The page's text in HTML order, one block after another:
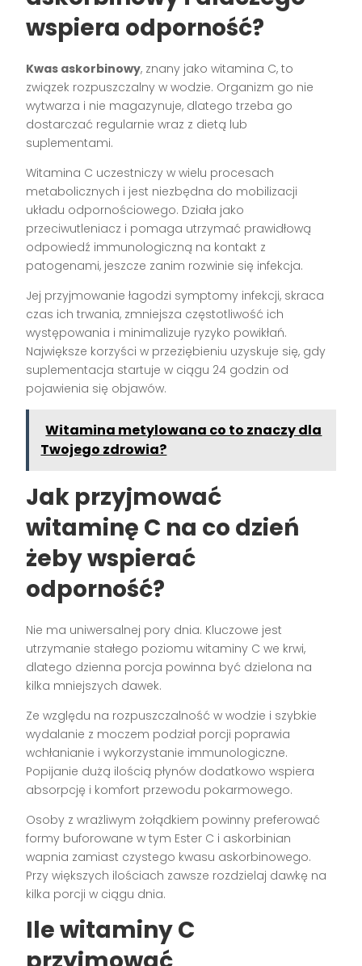
wspiera odporność?
Kwas askorbinowy, znany jako witamina C, to
związek rozpuszczalny w wodzie. Organizm go nie
wytwarza i nie magazynuje, dlatego trzeba go
dostarczać regularnie wraz z dietą lub
suplementami.
Witamina C uczestniczy w wielu procesach
metabolicznych i jest niezbędna do mobilizacji
układu odpornościowego. Działa jako
przeciwutleniacz i pomaga utrzymać prawidłową
odpowiedź immunologiczną na kontakt z
patogenami, jeszcze zanim rozwinie się infekcja.
Jej przyjmowanie łagodzi symptomy infekcji, skraca
czas ich trwania, zmniejsza częstotliwość ich
występowania i minimalizuje ryzyko powikłań.
Największe korzyści w przeziębieniu uzyskuje się, gdy
suplementacja startuje w ciągu 24 godzin od
pojawienia się objawów.
Witamina metylowana co to znaczy dla
Twojego zdrowia?
Jak przyjmować
witaminę C na co dzień
żeby wspierać
odporność?
Nie ma uniwersalnej pory dnia. Kluczowe jest
utrzymanie stałego poziomu witaminy C we krwi,
dlatego dzienna porcja powinna być dzielona na
kilka mniejszych dawek.
Ze względu na rozpuszczalność w wodzie i szybkie
wydalanie z moczem podział porcji poprawia
wchłanianie i wykorzystanie immunologiczne.
Popijanie dużą ilością płynów dodatkowo wspiera
absorpcję i komfort przewodu pokarmowego.
Osoby z wrażliwym żołądkiem powinny preferować
formy buforowane w tym Ester C i askorbinian
wapnia zamiast czystego kwasu askorbinowego.
Przy większych ilościach zawsze rozdzielaj dawkę na
kilka porcji w ciągu dnia.
Ile witaminy C